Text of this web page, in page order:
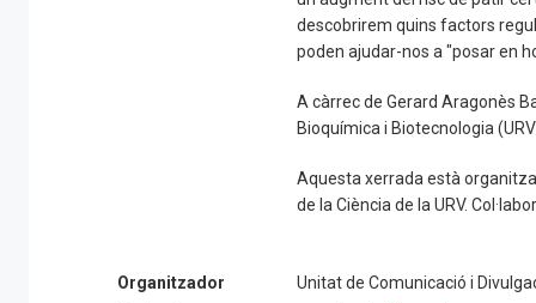
descobrirem quins factors
poden ajudar-nos a "posar en
A càrrec de Gerard Aragonès
Bioquímica i Biotecnologia
Aquesta xerrada està
de la Ciència de la URV.
Organitzador
Unitat de Comunicació i